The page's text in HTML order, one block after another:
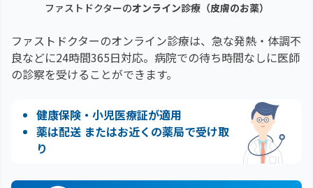
ファストドクターのオンライン診療（皮膚のお薬）
ファストドクターのオンライン診療は、急な発熱・体調不
良などに24時間365日対応。 病院での待ち時間なしに医師
の診察を受けることができます。
健康保険・小児医療証が適用
薬は配送 またはお近くの薬局で受け取
り